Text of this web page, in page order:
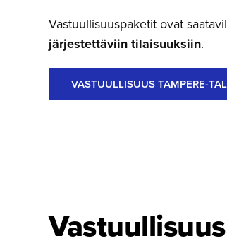
Vastuullisuuspaketit ovat
järjestettäviin tilaisuuksiin.
VASTUULLISUUS TAMPERE-